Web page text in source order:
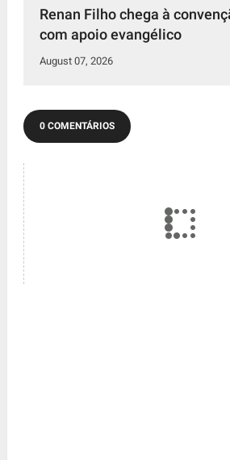
Renan Filho chega à
com apoio evangélico
August 07, 2026
0 COMENTÁRIOS